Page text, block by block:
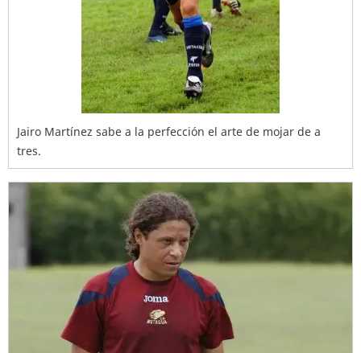
Jairo Martínez sabe a la perfección el arte de mojar de a
tres.